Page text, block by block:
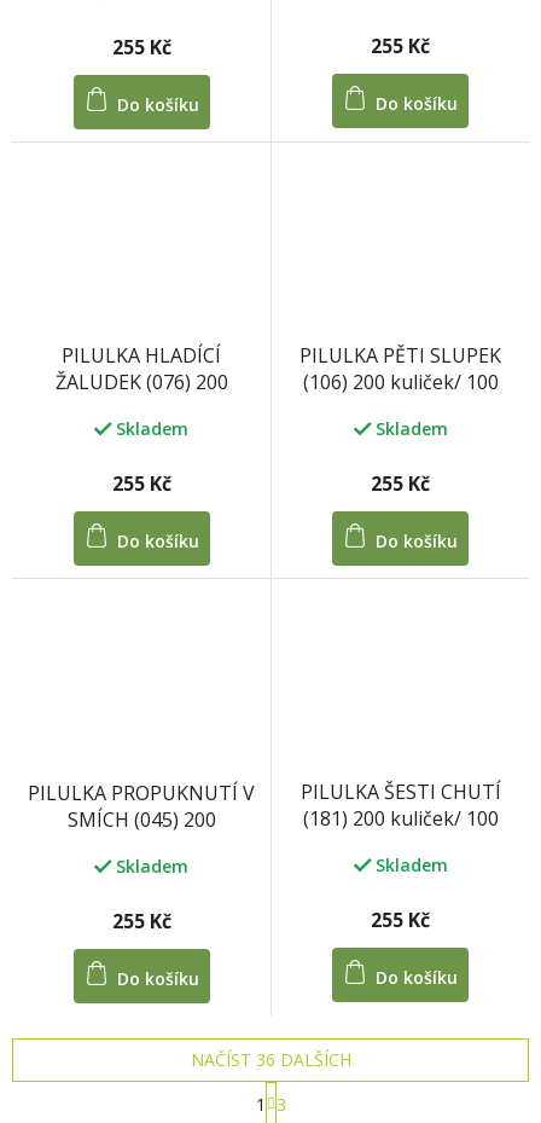
255 Kč
Do košíku
255 Kč
Do košíku
PILULKA HLADÍCÍ
ŽALUDEK (076) 200
Skladem
255 Kč
Do košíku
PILULKA PĚTI SLUPEK
(106) 200 kuliček/ 100
Skladem
255 Kč
Do košíku
PILULKA PROPUKNUTÍ V
SMÍCH (045) 200
Skladem
255 Kč
Do košíku
PILULKA ŠESTI CHUTÍ
(181) 200 kuliček/ 100
Skladem
255 Kč
Do košíku
NAČÍST 36 DALŠÍCH
S
t
1
3